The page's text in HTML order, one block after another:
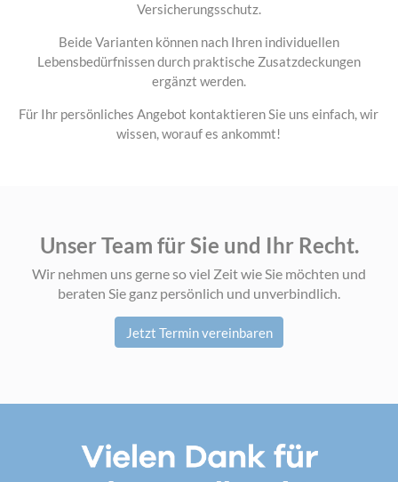
Versicherungsschutz.
Beide Varianten können nach Ihren individuellen
Lebensbedürfnissen durch praktische Zusatzdeckungen
ergänzt werden.
Für Ihr persönliches Angebot kontaktieren Sie uns einfach, wir
wissen, worauf es ankommt!
Unser Team für Sie und Ihr Recht.
Wir nehmen uns gerne so viel Zeit wie Sie möchten und
beraten Sie ganz persönlich und unverbindlich.
Jetzt Termin vereinbaren